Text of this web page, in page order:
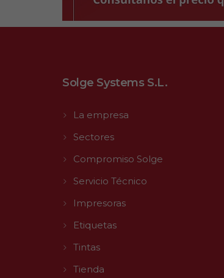
Solge Systems S.L.
La empresa
Sectores
Compromiso Solge
Servicio Técnico
Impresoras
Etiquetas
Tintas
Tienda